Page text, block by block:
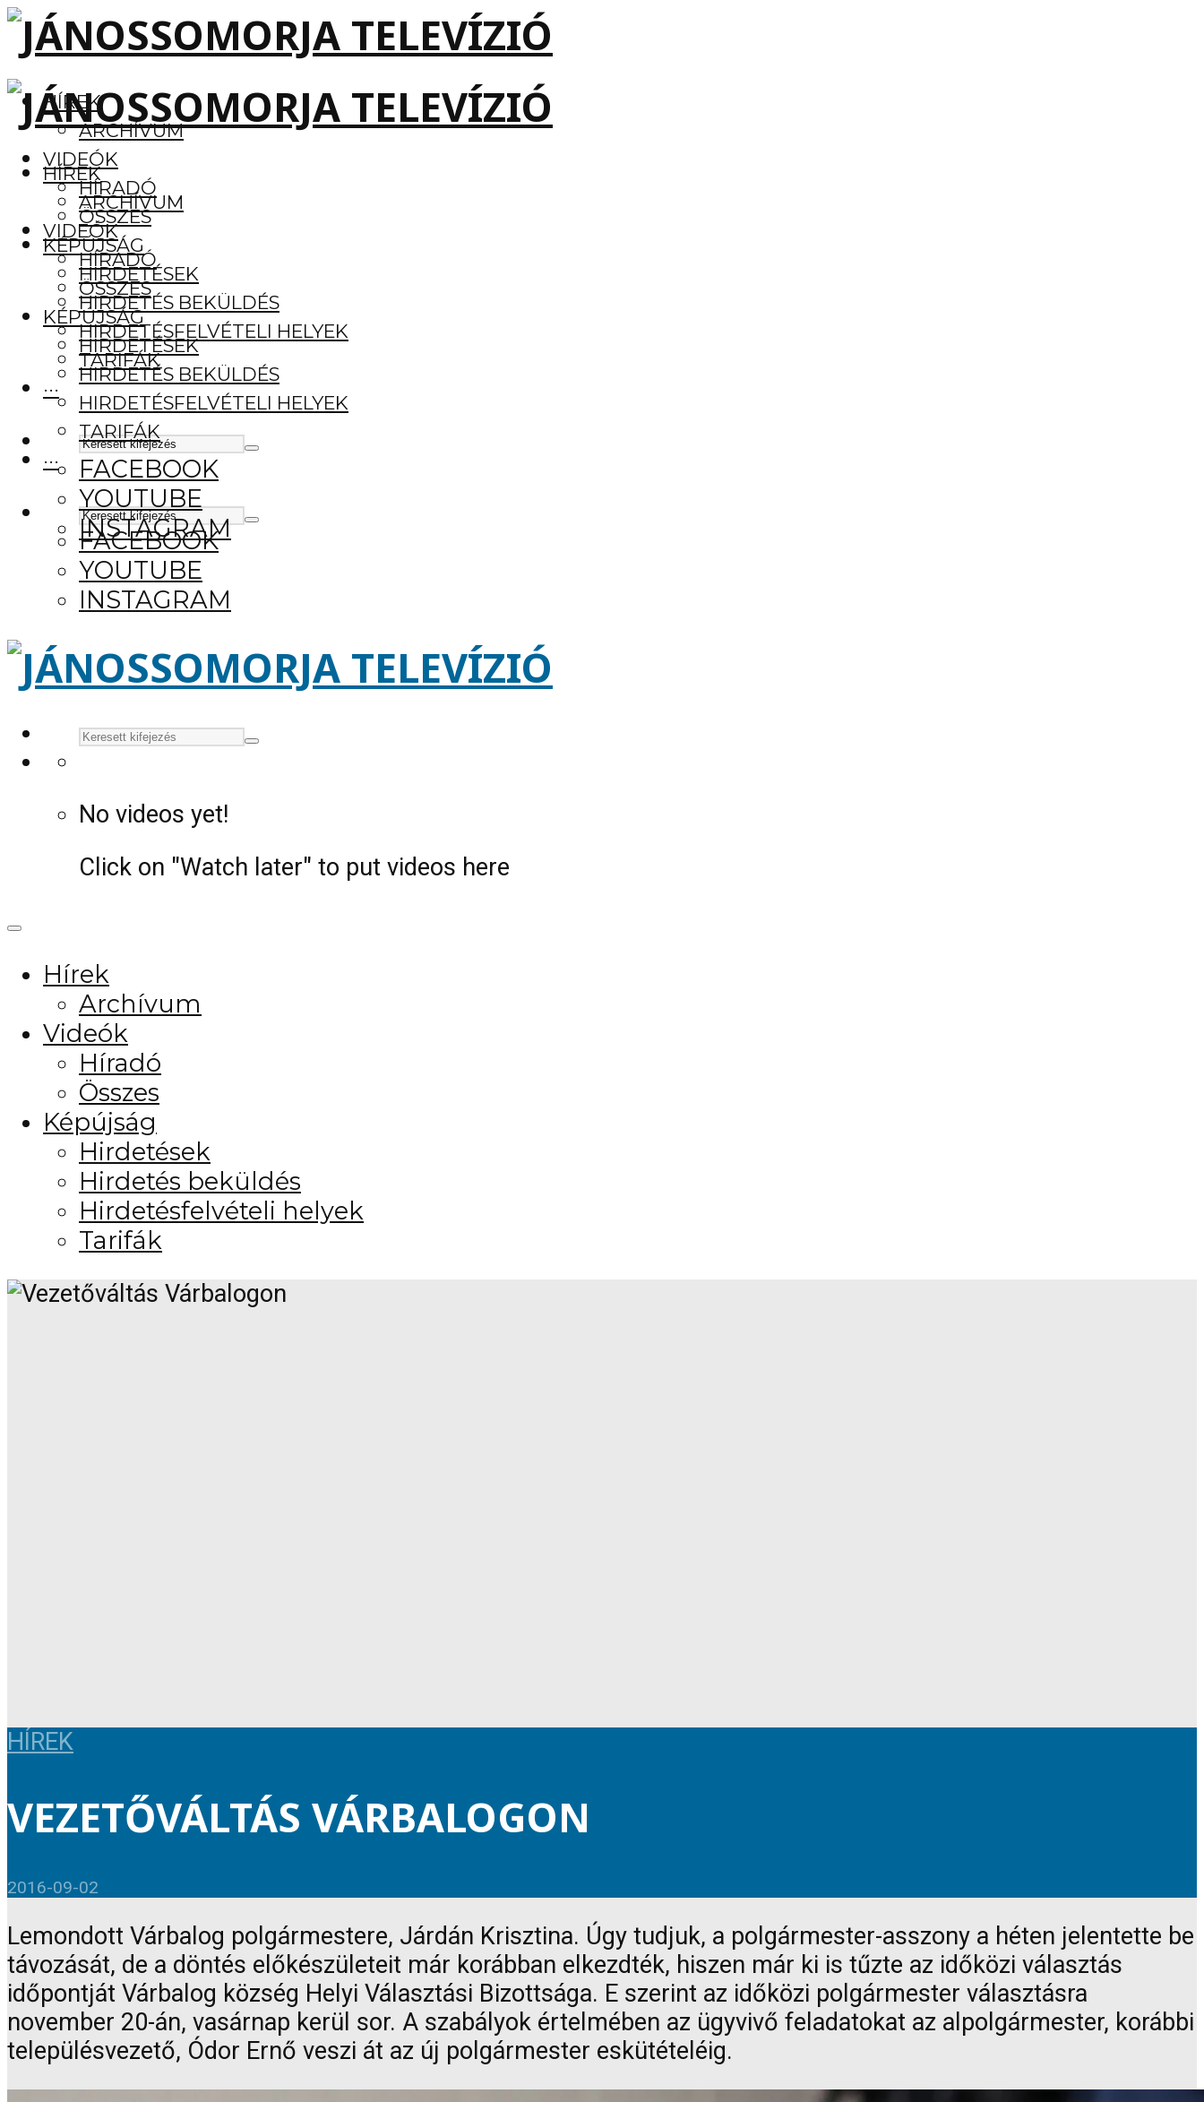
HÍREK
ARCHÍVUM
VIDEÓK
HÍRADÓ
ÖSSZES
KÉPÚJSÁG
HIRDETÉSEK
HIRDETÉS BEKÜLDÉS
HIRDETÉSFELVÉTELI HELYEK
TARIFÁK
···
FACEBOOK
YOUTUBE
INSTAGRAM
HÍREK
ARCHÍVUM
VIDEÓK
HÍRADÓ
ÖSSZES
KÉPÚJSÁG
HIRDETÉSEK
HIRDETÉS BEKÜLDÉS
HIRDETÉSFELVÉTELI HELYEK
TARIFÁK
···
FACEBOOK
YOUTUBE
INSTAGRAM
No videos yet!
Click on "Watch later" to put videos here
Hírek
Archívum
Videók
Híradó
Összes
Képújság
Hirdetések
Hirdetés beküldés
Hirdetésfelvételi helyek
Tarifák
HÍREK
VEZETŐVÁLTÁS VÁRBALOGON
2016-09-02
Lemondott Várbalog polgármestere, Járdán Krisztina. Úgy tudjuk, a polgármester-asszony a héten jelentette be
távozását, de a döntés előkészületeit már korábban elkezdték, hiszen már ki is tűzte az időközi választás
időpontját Várbalog község Helyi Választási Bizottsága. E szerint az időközi polgármester választásra
november 20-án, vasárnap kerül sor. A szabályok értelmében az ügyvivő feladatokat az alpolgármester, korábbi
településvezető, Ódor Ernő veszi át az új polgármester eskütételéig.